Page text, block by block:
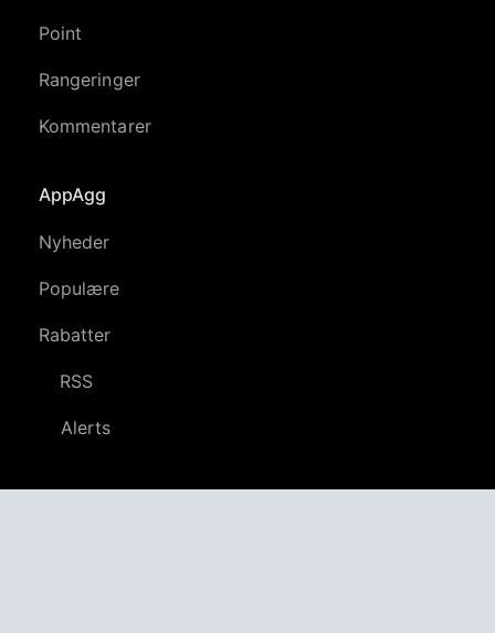
Point
Rangeringer
Kommentarer
AppAgg
Nyheder
Populære
Rabatter
RSS
Alerts
Følg os